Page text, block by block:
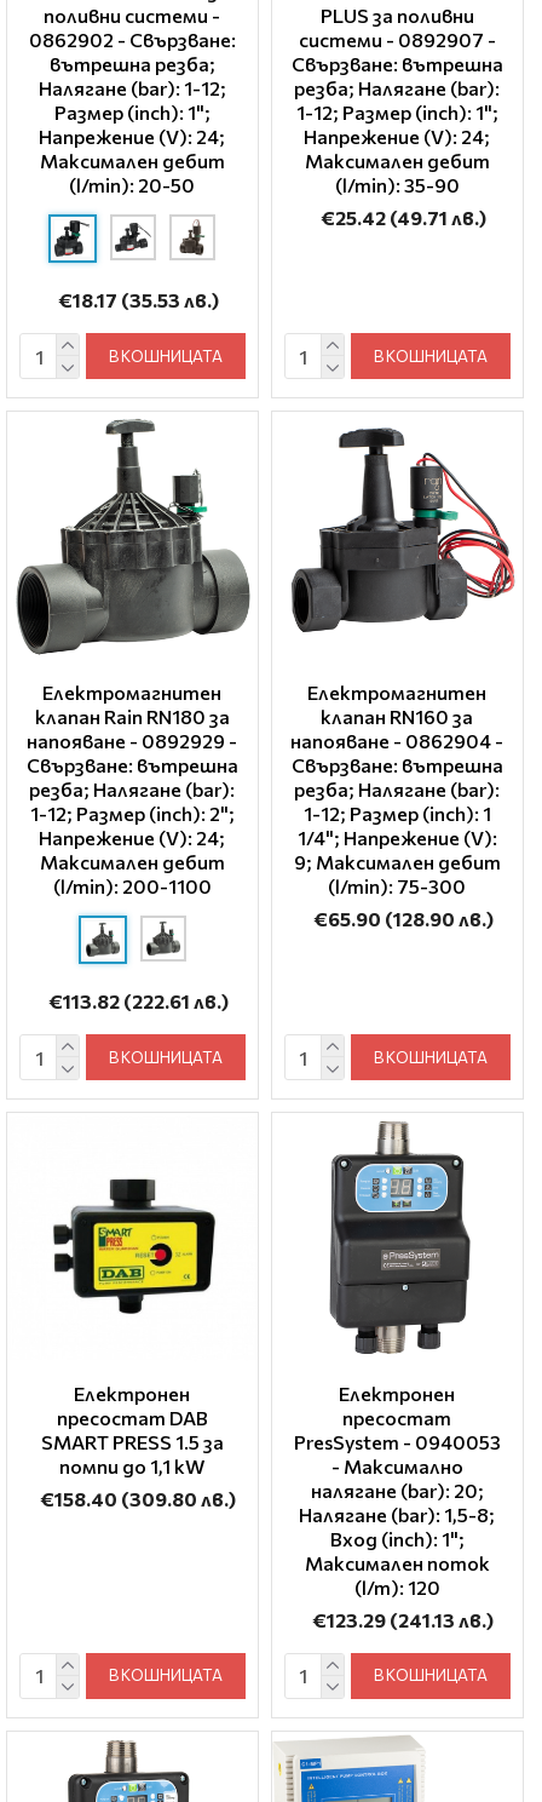
поливни системи -
0862902 - Свързване:
вътрешна резба;
Налягане (bar): 1-12;
Размер (inch): 1";
Напрежение (V): 24;
Максимален дебит
(l/min): 20-50
€18.17 (35.53 лв.)
В КОШНИЦАТА
PLUS за поливни
системи - 0892907 -
Свързване: вътрешна
резба; Налягане (bar):
1-12; Размер (inch): 1";
Напрежение (V): 24;
Максимален дебит
(l/min): 35-90
€25.42 (49.71 лв.)
В КОШНИЦАТА
Електромагнитен
клапан Rain RN180 за
напояване - 0892929 -
Свързване: вътрешна
резба; Налягане (bar):
1-12; Размер (inch): 2";
Напрежение (V): 24;
Максимален дебит
(l/min): 200-1100
€113.82 (222.61 лв.)
В КОШНИЦАТА
Електромагнитен
клапан RN160 за
напояване - 0862904 -
Свързване: вътрешна
резба; Налягане (bar):
1-12; Размер (inch): 1
1/4"; Напрежение (V):
9; Максимален дебит
(l/min): 75-300
€65.90 (128.90 лв.)
В КОШНИЦАТА
Електронен
пресостат DAB
SMART PRESS 1.5 за
помпи до 1,1 kW
€158.40 (309.80 лв.)
В КОШНИЦАТА
Електронен
пресостат
PresSystem - 0940053
- Максимално
налягане (bar): 20;
Налягане (bar): 1,5-8;
Вход (inch): 1";
Максимален поток
(l/m): 120
€123.29 (241.13 лв.)
В КОШНИЦАТА